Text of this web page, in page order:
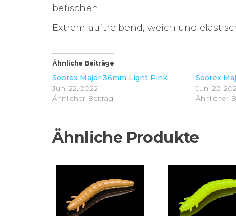
befischen
Extrem auftreibend, weich und
Ähnliche Beiträge
Soorex Major 36mm Light Pink
Juni 22, 2022
Ähnlicher Beitrag
Soorex
Juni 22,
Ähnlicher
Ähnliche Produkte